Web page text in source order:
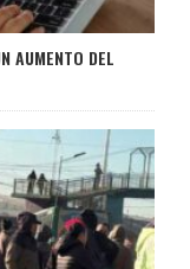
AUMENTO DEL